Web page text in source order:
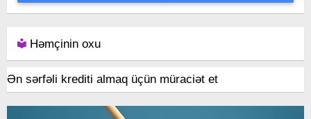
Həmçinin oxu
Ən sərfəli krediti almaq üçün müraciət et